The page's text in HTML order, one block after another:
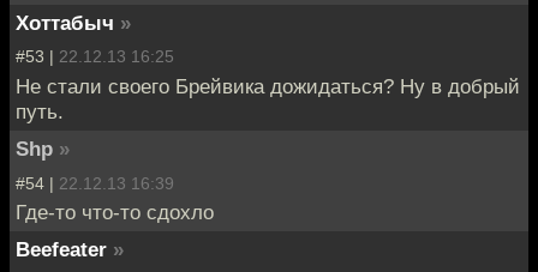
Хоттабыч »
#53 | 22.12.13 16:25
Не стали своего Брейвика дожидаться? Ну в добрый
путь.
Shp »
#54 | 22.12.13 16:39
Где-то что-то сдохло
Beefeater »